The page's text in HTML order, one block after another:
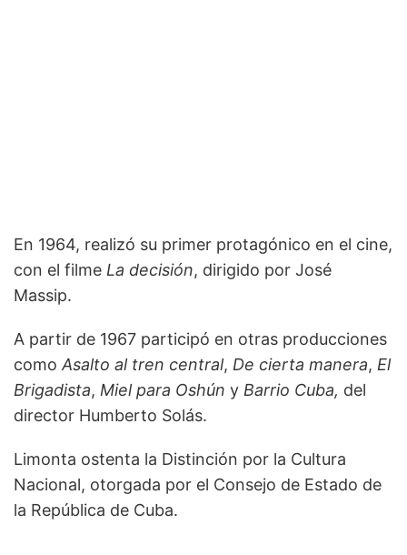
En 1964, realizó su primer protagónico en el cine,
con el filme La decisión, dirigido por José
Massip.
A partir de 1967 participó en otras producciones
comoAsalto al tren central, De cierta manera, El
Brigadista, Miel para Oshún y Barrio Cuba, del
director Humberto Solás.
Limonta ostenta la Distinción por la Cultura
Nacional, otorgada por el Consejo de Estado de
la República de Cuba.